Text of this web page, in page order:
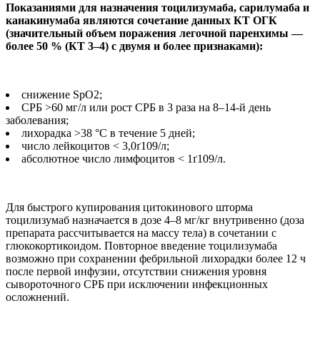
Показаниями для назначения тоцилизумаба, сарилумаба и
канакинумаба являются сочетание данных КТ ОГК
(значительный объем поражения легочной паренхимы —
более 50 % (КТ 3–4) с двумя и более признаками):
снижение SpO2;
СРБ >60 мг/л или рост СРБ в 3 раза на 8–14-й день
заболевания;
лихорадка >38 °C в течение 5 дней;
число лейкоцитов < 3,0ґ109/л;
абсолютное число лимфоцитов < 1ґ109/л.
Для быстрого купирования цитокинового шторма
тоцилизумаб назначается в дозе 4–8 мг/кг внутривенно (доза
препарата рассчитывается на массу тела) в сочетании с
глюкокортикоидом. Повторное введение тоцилизумаба
возможно при сохранении фебрильной лихорадки более 12 ч
после первой инфузии, отсутствии снижения уровня
сывороточного СРБ при исключении инфекционных
осложнений.